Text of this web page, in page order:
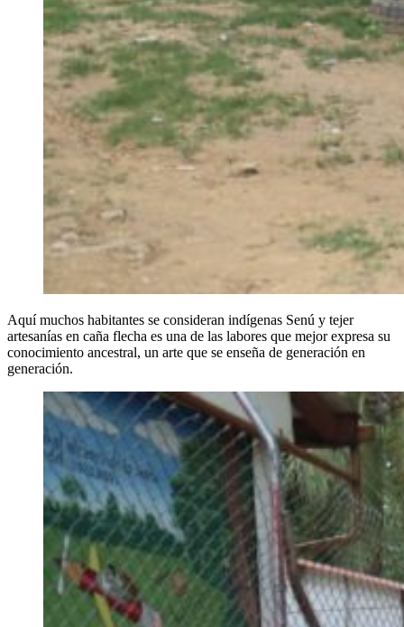
Aquí muchos habitantes se consideran indígenas Senú y tejer
artesanías en caña flecha es una de las labores que mejor expresa su
conocimiento ancestral, un arte que se enseña de generación en
generación.